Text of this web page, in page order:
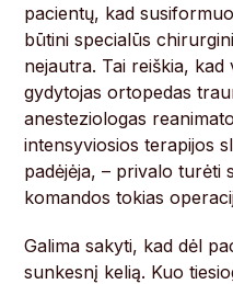
pacientų, kad
būtini specialūs
nejautra. Tai reiškia,
gydytojas ortopedas
anesteziologas
intensyviosios terapijos
padėjėja, – privalo turėti
komandos tokias
Galima sakyti, kad dėl
sunkesnį kelią. Kuo